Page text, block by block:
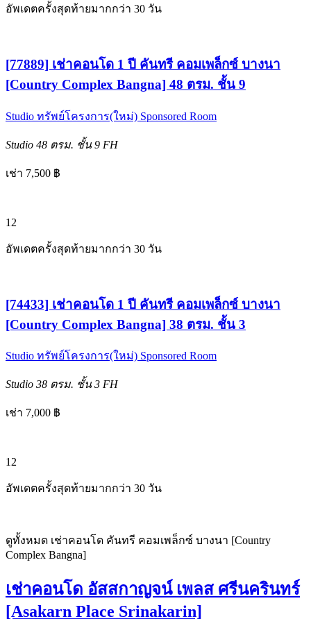
อัพเดตครั้งสุดท้ายมากกว่า 30 วัน
[77889] เช่าคอนโด 1 ปี คันทรี คอมเพล็กซ์ บางนา
[Country Complex Bangna] 48 ตรม. ชั้น 9
Studio ทรัพย์โครงการ(ใหม่) Sponsored Room
Studio 48 ตรม. ชั้น 9 FH
เช่า 7,500 ฿
12
อัพเดตครั้งสุดท้ายมากกว่า 30 วัน
[74433] เช่าคอนโด 1 ปี คันทรี คอมเพล็กซ์ บางนา
[Country Complex Bangna] 38 ตรม. ชั้น 3
Studio ทรัพย์โครงการ(ใหม่) Sponsored Room
Studio 38 ตรม. ชั้น 3 FH
เช่า 7,000 ฿
12
อัพเดตครั้งสุดท้ายมากกว่า 30 วัน
ดูทั้งหมด เช่าคอนโด คันทรี คอมเพล็กซ์ บางนา [Country
Complex Bangna]
เช่าคอนโด อัสสกาญจน์ เพลส ศรีนครินทร์
[Asakarn Place Srinakarin]